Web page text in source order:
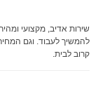
שירות אדיב, מקצועי
להמשיך לעבוד. וגם
קרוב לבית.